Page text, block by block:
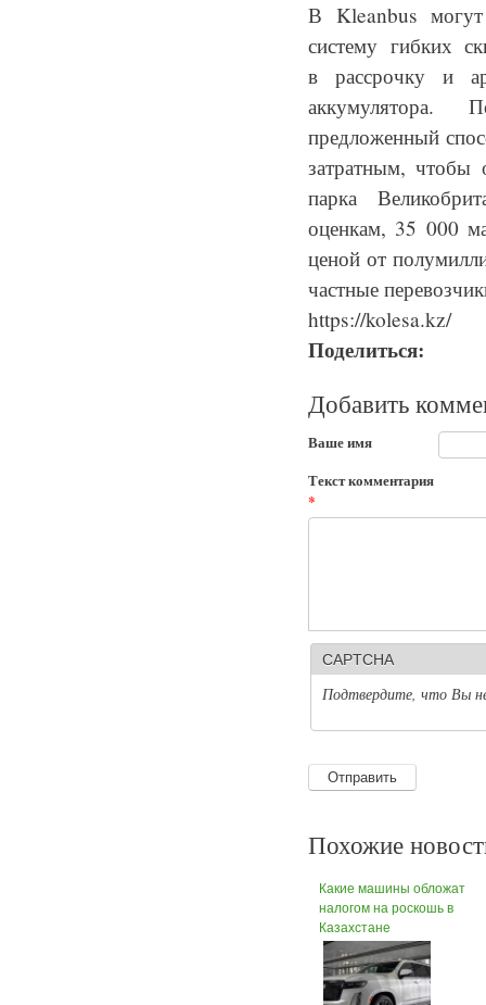
В Kleanbus могут
систему гибких
в рассрочку и
аккумулятора.
предложенный
затратным, чтобы
парка
оценкам, 35 000
ценой от
частные
https://kolesa.kz/
Поделиться:
Добавить
Ваше имя
Текст комментария
*
CAPTCHA
Подтвердите, что Вы
Похожие
Какие машины обложат
налогом на роскошь в
Казахстане